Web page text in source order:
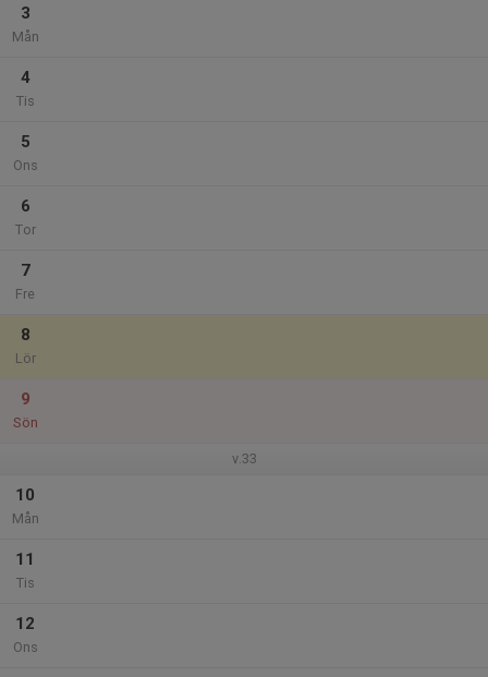
3
Mån
4
Tis
5
Ons
6
Tor
7
Fre
8
Lör
9
Sön
v.33
10
Mån
11
Tis
12
Ons